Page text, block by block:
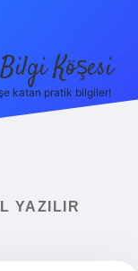
Köşesi
katan pratik bilgiler!
YAZILIR